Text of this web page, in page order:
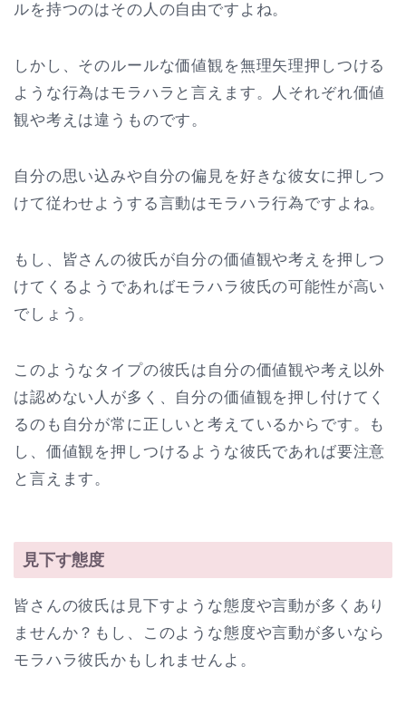
ルを持つのはその人の自由ですよね。
しかし、そのルールな価値観を無理矢理押しつける
ような行為はモラハラと言えます。人それぞれ価値
観や考えは違うものです。
自分の思い込みや自分の偏見を好きな彼女に押しつ
けて従わせようする言動はモラハラ行為ですよね。
もし、皆さんの彼氏が自分の価値観や考えを押しつ
けてくるようであればモラハラ彼氏の可能性が高い
でしょう。
このようなタイプの彼氏は自分の価値観や考え以外
は認めない人が多く、自分の価値観を押し付けてく
るのも自分が常に正しいと考えているからです。も
し、価値観を押しつけるような彼氏であれば要注意
と言えます。
見下す態度
皆さんの彼氏は見下すような態度や言動が多くあり
ませんか？もし、このような態度や言動が多いなら
モラハラ彼氏かもしれませんよ。